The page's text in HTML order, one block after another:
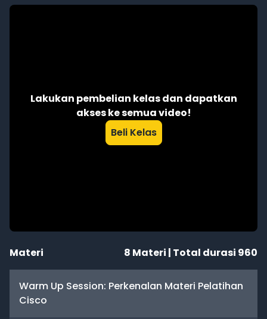
Lakukan pembelian kelas dan dapatkan
akses ke semua video!
Beli Kelas
Materi 8 Materi | Total durasi 960
Warm Up Session: Perkenalan Materi Pelatihan
Cisco